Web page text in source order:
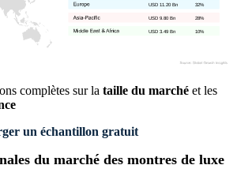
10%
USD 3.49 Bn
28%
USD 9.80 Bn
32%
USD 11.20 Bn
complètes sur la taille du marché et les
un échantillon gratuit
du marché des montres de luxe